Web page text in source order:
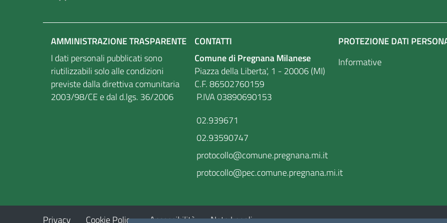
AMMINISTRAZIONE TRASPARENTE
I dati personali pubblicati sono
riutilizzabili solo alle condizioni
previste dalla direttiva comunitaria
2003/98/CE e dal d.lgs. 36/2006
CONTATTI
Comune di Pregnana Milanese
Piazza della Liberta', 1 - 20006 (MI)
C.F. 86502760159
P.IVA 03890690153
02.939671
02.93590747
protocollo@comune.pregnana.mi.it
protocollo@pec.comune.pregnana.mi.it
PROTEZIONE DATI
Informative
Privacy Cookie Policy Accessibilità Note Legali